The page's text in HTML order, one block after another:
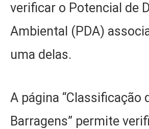
verificar o Potencial de
Ambiental (PDA)
uma delas.
A página “Classificação
Barragens” permite